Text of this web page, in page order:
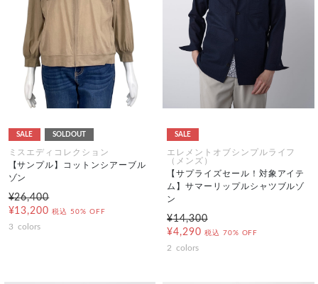
SALE SOLDOUT
ミスエディコレクション
【サンプル】コットンシアーブル
ゾン
¥26,400
¥13,200 税込 50% OFF
3 colors
SALE
エレメントオブシンプルライフ
（メンズ）
【サプライズセール！対象アイテ
ム】サマーリップルシャツブルゾ
ン
¥14,300
¥4,290 税込 70% OFF
2 colors